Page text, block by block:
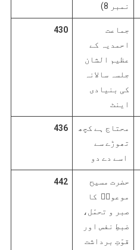
نمبر 8)
جماعت
احمدیہ کے
عظیم الشان
جلسہ سالانہ
کی بنیادی
اینٹ
430
محتاج ہے کچھ
تھوڑے سے
اسے دے دو
436
حضرت مسیح
موعودؑ کا
صبر و تحمّل،
ضبطِ نفس اور
قوّتِ برداشت
442